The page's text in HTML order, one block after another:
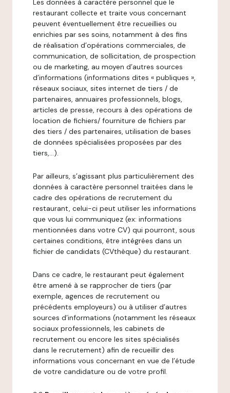
Les données à caractère personnel que le
restaurant collecte et traite vous concernant
peuvent éventuellement être recueillies ou
enrichies par ses soins, notamment à des fins
de réalisation d’opérations commerciales, de
communication, de sollicitation, de prospection
ou de marketing, au moyen d’autres sources
d’informations (informations dites « publiques »,
réseaux sociaux, sites internet de tiers / de
partenaires, annuaires professionnels, blogs,
articles de presse, recours à des opérations de
location de fichiers/ fourniture de fichiers par
des tiers / des partenaires, utilisation de bases
de données spécialisées proposées par des
tiers,…).
Par ailleurs, s’agissant plus particulièrement des
données à caractère personnel traitées dans le
cadre des opérations de recrutement du
restaurant, celui-ci peut utiliser les informations
que vous lui communiquez (ex: informations
mentionnées dans votre CV) qui pourront, sous
certaines conditions, être intégrées dans un
fichier de candidats (CVthèque) du restaurant.
Dans ce cadre, le restaurant peut également
être amené à se rapprocher de tiers (par
exemple, agences de recrutement ou
précédents employeurs) ou à utiliser d’autres
sources d’informations (notamment les réseaux
sociaux professionnels, les cabinets de
recrutement ou encore les sites spécialisés
dans le recrutement) afin de recueillir des
informations vous concernant en vue de l’étude
de votre candidature ou de votre profil.